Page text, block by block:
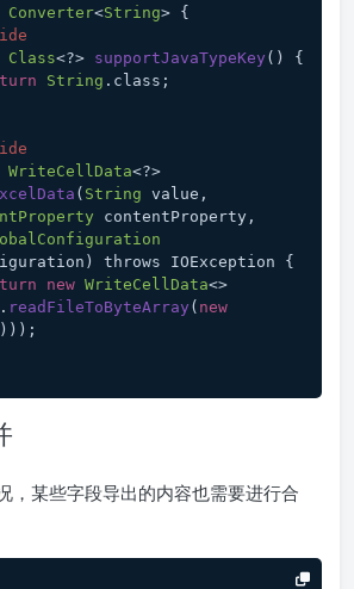
Converter<String> {
Class<?> supportJavaTypeKey ( ) {
String . class ;
WriteCellData
( String
contentProperty,
throws IOException {
new WriteCellData<>
. readFileToByteArray ( new
，某些字段导出的内容也需要进行合